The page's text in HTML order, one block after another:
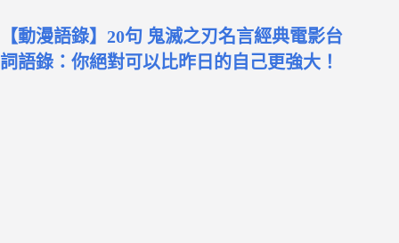
【動漫語錄】20句 鬼滅之刃名言經典電影台
詞語錄：你絕對可以比昨日的自己更強大！